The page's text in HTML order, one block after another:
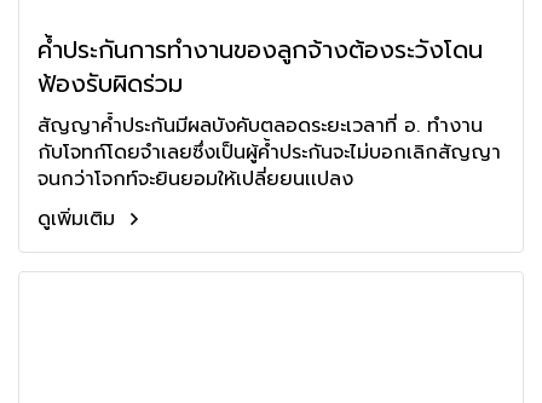
ค้ำประกันการทำงานของลูกจ้างต้องระวังโดน
ฟ้องรับผิดร่วม
สัญญาค้ำประกันมีผลบังคับตลอดระยะเวลาที่ อ. ทำงาน
กับโจทก์โดยจำเลยซึ่งเป็นผู้ค้ำประกันจะไม่บอกเลิกสัญญา
จนกว่าโจกท์จะยินยอมให้เปลี่ยยนเเปลง
ดูเพิ่มเติม